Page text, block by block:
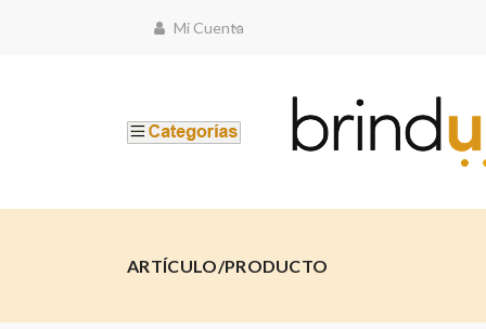
Mi Cuenta
ARTÍCULO/PRODUCTO